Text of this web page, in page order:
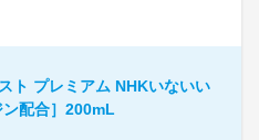
ト プレミアム NHKいないい
配合］200mL